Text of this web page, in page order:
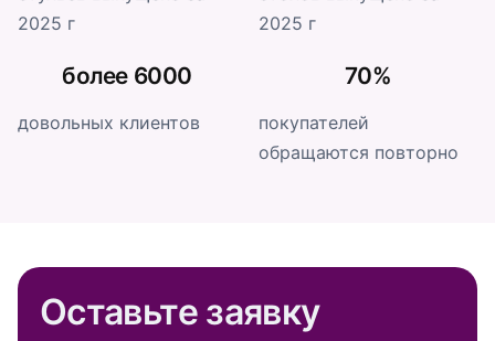
2025 г
2025 г
более 6000
довольных клиентов
70%
покупателей
обращаются повторно
Оставьте заявку